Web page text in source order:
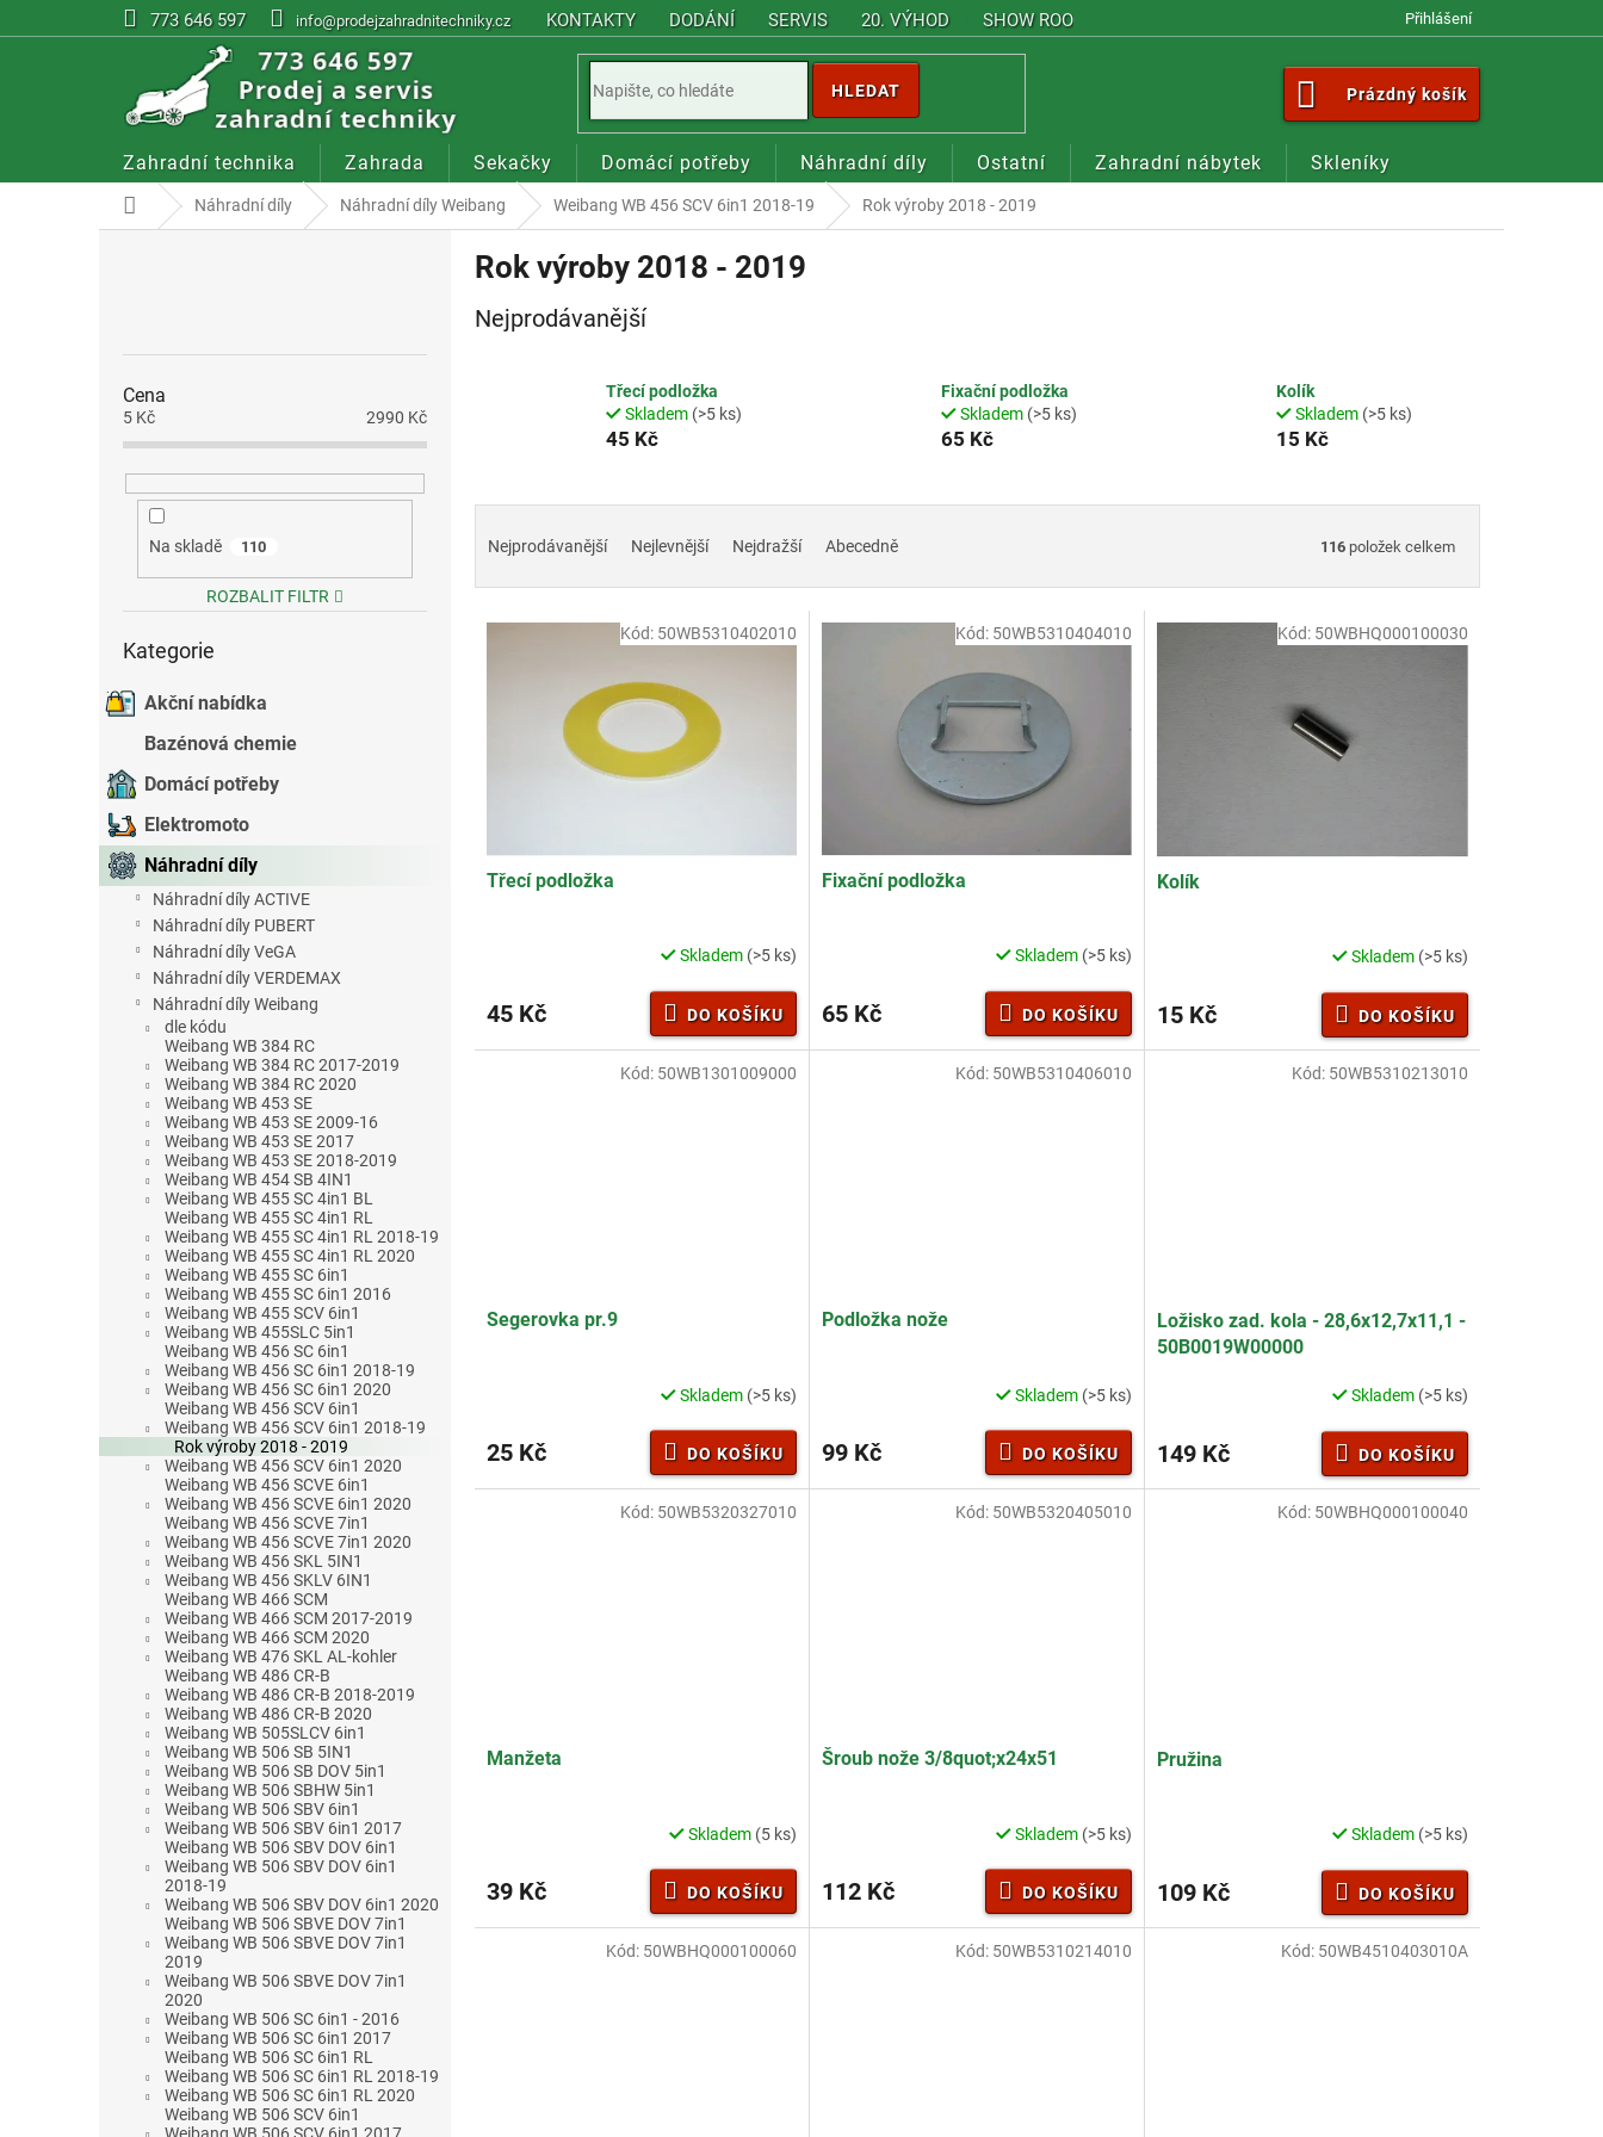
na
773 646 597 info@prodejzahradnitechniky.cz KONTAKTY DODÁNÍ SERVIS 20. VÝHOD SHOW ROOM Přihlášení
HLEDAT
NÁKUPNÍ
KOŠÍK
Prázdný košík
Zahradní technika Zahrada Sekačky Domácí potřeby Náhradní díly Ostatní Zahradní nábytek Skleníky
Domů Náhradní díly Náhradní díly Weibang Weibang WB 456 SCV 6in1 2018-19 Rok výroby 2018 - 2019
Cena
5 Kč 2990 Kč
Na skladě 110
ROZBALIT FILTR
kategorie
Kategorie
Akční nabídka
Bazénová chemie
Domácí potřeby
Elektromoto
Náhradní díly
Náhradní díly ACTIVE
Náhradní díly PUBERT
Náhradní díly VeGA
Náhradní díly VERDEMAX
Náhradní díly Weibang
dle kódu
Weibang WB 384 RC
Weibang WB 384 RC 2017-2019
Weibang WB 384 RC 2020
Weibang WB 453 SE
Weibang WB 453 SE 2009-16
Weibang WB 453 SE 2017
Weibang WB 453 SE 2018-2019
Weibang WB 454 SB 4IN1
Weibang WB 455 SC 4in1 BL
Weibang WB 455 SC 4in1 RL
Weibang WB 455 SC 4in1 RL 2018-19
Weibang WB 455 SC 4in1 RL 2020
Weibang WB 455 SC 6in1
Weibang WB 455 SC 6in1 2016
Weibang WB 455 SCV 6in1
Weibang WB 455SLC 5in1
Weibang WB 456 SC 6in1
Weibang WB 456 SC 6in1 2018-19
Weibang WB 456 SC 6in1 2020
Weibang WB 456 SCV 6in1
Weibang WB 456 SCV 6in1 2018-19
Rok výroby 2018 - 2019
Weibang WB 456 SCV 6in1 2020
Weibang WB 456 SCVE 6in1
Weibang WB 456 SCVE 6in1 2020
Weibang WB 456 SCVE 7in1
Weibang WB 456 SCVE 7in1 2020
Weibang WB 456 SKL 5IN1
Weibang WB 456 SKLV 6IN1
Weibang WB 466 SCM
Weibang WB 466 SCM 2017-2019
Weibang WB 466 SCM 2020
Weibang WB 476 SKL AL-kohler
Weibang WB 486 CR-B
Weibang WB 486 CR-B 2018-2019
Weibang WB 486 CR-B 2020
Weibang WB 505SLCV 6in1
Weibang WB 506 SB 5IN1
Weibang WB 506 SB DOV 5in1
Weibang WB 506 SBHW 5in1
Weibang WB 506 SBV 6in1
Weibang WB 506 SBV 6in1 2017
Weibang WB 506 SBV DOV 6in1
Weibang WB 506 SBV DOV 6in1
2018-19
Weibang WB 506 SBV DOV 6in1 2020
Weibang WB 506 SBVE DOV 7in1
Weibang WB 506 SBVE DOV 7in1
2019
Weibang WB 506 SBVE DOV 7in1
2020
Weibang WB 506 SC 6in1 - 2016
Weibang WB 506 SC 6in1 2017
Weibang WB 506 SC 6in1 RL
Weibang WB 506 SC 6in1 RL 2018-19
Weibang WB 506 SC 6in1 RL 2020
Weibang WB 506 SCV 6in1
Weibang WB 506 SCV 6in1 2017
Rok výroby 2018 - 2019
Nejprodávanější
Třecí podložka
Skladem (>5 ks)
45 Kč
Fixační podložka
Skladem (>5 ks)
65 Kč
Kolík
Skladem (>5 ks)
15 Kč
e
n
ů
Nejprodávanější Nejlevnější Nejdražší Abecedně 116 položek celkem
V
Třecí podložka
Skladem (>5 ks)
45 Kč DO KOŠÍKU
Kód: 50WB5310402010
Fixační podložka
Skladem (>5 ks)
65 Kč DO KOŠÍKU
Kód: 50WB5310404010
Kolík
Skladem (>5 ks)
15 Kč DO KOŠÍKU
Kód: 50WBHQ000100030
Segerovka pr.9
Skladem (>5 ks)
25 Kč DO KOŠÍKU
Kód: 50WB1301009000
Podložka nože
Skladem (>5 ks)
99 Kč DO KOŠÍKU
Kód: 50WB5310406010
Ložisko zad. kola - 28,6x12,7x11,1 -
50B0019W00000
Skladem (>5 ks)
149 Kč DO KOŠÍKU
Kód: 50WB5310213010
Manžeta
Skladem (5 ks)
39 Kč DO KOŠÍKU
Kód: 50WB5320327010
Šroub nože 3/8quot;x24x51
Skladem (>5 ks)
112 Kč DO KOŠÍKU
Kód: 50WB5320405010
Pružina
Skladem (>5 ks)
109 Kč DO KOŠÍKU
Kód: 50WBHQ000100040
Kód: 50WBHQ000100060 Kód: 50WB5310214010 Kód: 50WB4510403010A